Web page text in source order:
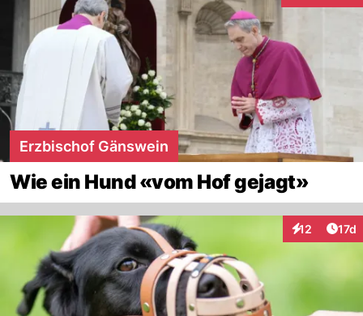
Erzbischof Gänswein
Wie ein Hund «vom Hof gejagt»
12
Interaktionen
17d